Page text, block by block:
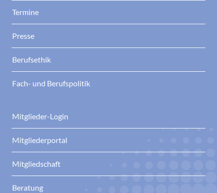
Termine
Presse
Berufsethik
Fach- und Berufspolitik
Mitglieder-Login
Mitgliederportal
Mitgliedschaft
Beratung